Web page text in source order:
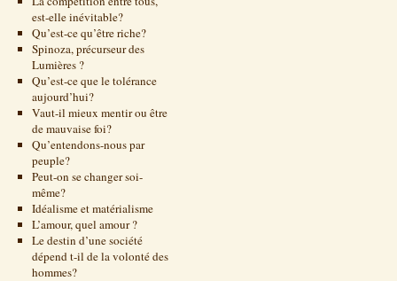
est-elle inévitable?
Qu’est-ce qu’être riche?
Spinoza, précurseur des
Lumières ?
Qu’est-ce que le tolérance
aujourd’hui?
Vaut-il mieux mentir ou être
de mauvaise foi?
Qu’entendons-nous par
peuple?
Peut-on se changer soi-
même?
Idéalisme et matérialisme
L’amour, quel amour ?
Le destin d’une société
dépend t-il de la volonté des
hommes?